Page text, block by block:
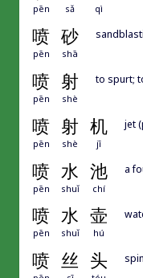
pēn sǎ qì
喷 砂
pēn shā
喷 射
pēn shè
to spurt;
喷 射 机
pēn shè jī
jet
喷 水 池
pēn shuǐ chí
a
喷 水 壶
pēn shuǐ hú
喷 丝 头